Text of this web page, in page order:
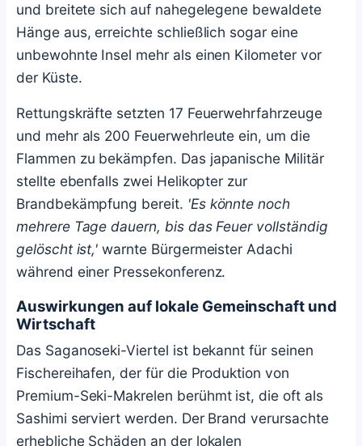
und breitete sich auf nahegelegene bewaldete
Hänge aus, erreichte schließlich sogar eine
unbewohnte Insel mehr als einen Kilometer vor
der Küste.
Rettungskräfte setzten 17 Feuerwehrfahrzeuge
und mehr als 200 Feuerwehrleute ein, um die
Flammen zu bekämpfen. Das japanische Militär
stellte ebenfalls zwei Helikopter zur
Brandbekämpfung bereit. 'Es könnte noch
mehrere Tage dauern, bis das Feuer vollständig
gelöscht ist,' warnte Bürgermeister Adachi
während einer Pressekonferenz.
Auswirkungen auf lokale Gemeinschaft und
Wirtschaft
Das Saganoseki-Viertel ist bekannt für seinen
Fischereihafen, der für die Produktion von
Premium-Seki-Makrelen berühmt ist, die oft als
Sashimi serviert werden. Der Brand verursachte
erhebliche Schäden an der lokalen